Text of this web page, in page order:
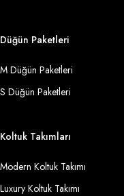
Düğün Paketleri
M Düğün Paketleri
S Düğün Paketleri
Koltuk Takımları
Modern Koltuk Takımı
Luxury Koltuk Takımı